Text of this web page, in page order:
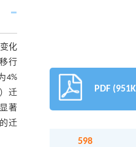
化
行
4%
迁
著
迁
PDF
598